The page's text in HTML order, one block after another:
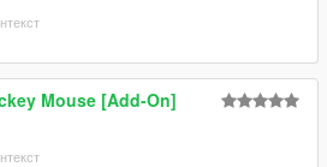
Mouse [Add-On]